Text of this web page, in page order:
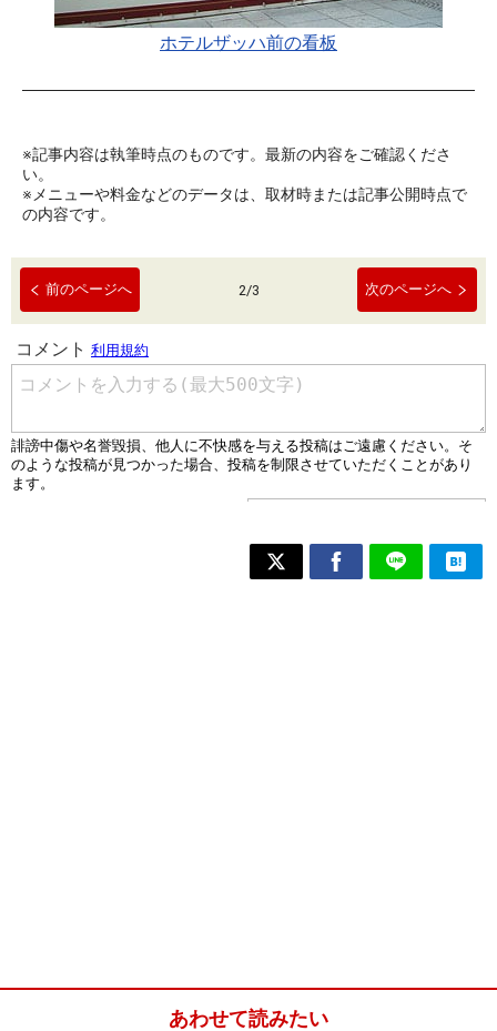
ホテルザッハ前の看板
※記事内容は執筆時点のものです。最新の内容をご確認くださ
い。
※メニューや料金などのデータは、取材時または記事公開時点で
の内容です。
前のページへ 2/3 次のページへ
あわせて読みたい